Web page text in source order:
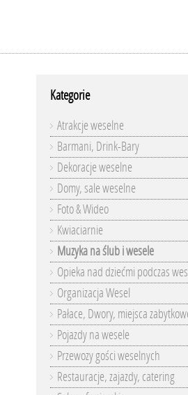
Kategorie
Atrakcje weselne
Barmani, Drink-Bary
Dekoracje weselne
Domy, sale weselne
Foto & Wideo
Kwiaciarnie
Muzyka na ślub i wesele
Opieka nad dziećmi podczas
Organizacja Wesel
Pałace, Dwory, miejsca
Pojazdy na wesele
Przewozy gości weselnych
Restauracje, zajazdy, catering